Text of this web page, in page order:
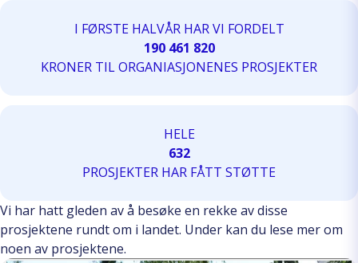
I FØRSTE HALVÅR HAR VI FORDELT
190 461 820
KRONER TIL ORGANIASJONENES PROSJEKTER
HELE
632
PROSJEKTER HAR FÅTT STØTTE
Vi har hatt gleden av å besøke en rekke av disse
prosjektene rundt om i landet. Under kan du lese mer om
noen av prosjektene.